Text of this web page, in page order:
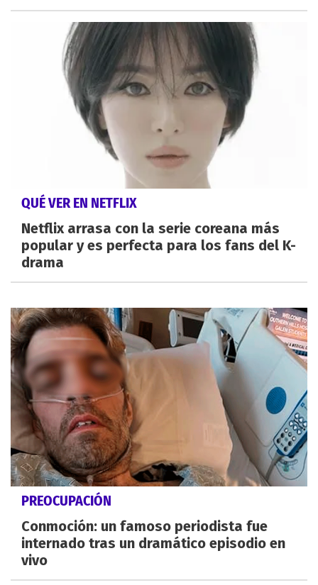
QUÉ VER EN NETFLIX
Netflix arrasa con la serie coreana más
popular y es perfecta para los fans del K-
drama
PREOCUPACIÓN
Conmoción: un famoso periodista fue
internado tras un dramático episodio en
vivo